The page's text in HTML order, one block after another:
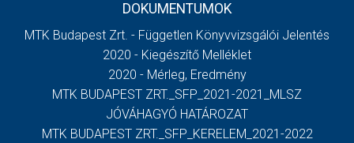
DOKUMENTUMOK
MTK Budapest Zrt. - Független Könyvvizsgálói Jelentés
2020 - Kiegészítő Melléklet
2020 - Mérleg, Eredmény
MTK BUDAPEST ZRT._SFP_2021-2021_MLSZ
JÓVÁHAGYÓ HATÁROZAT
MTK BUDAPEST ZRT._SFP_KERELEM_2021-2022